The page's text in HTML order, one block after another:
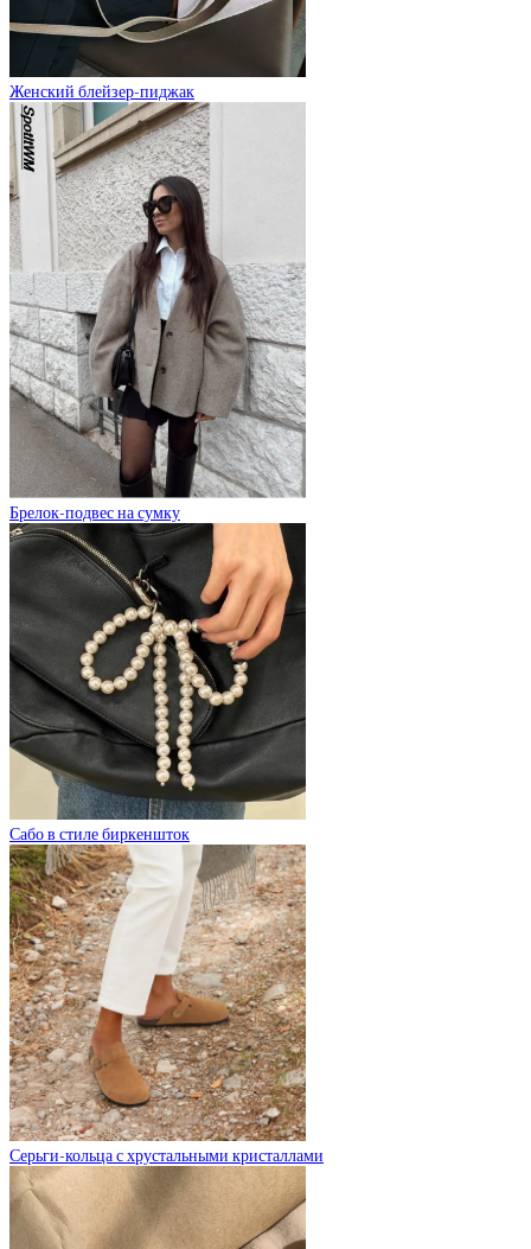
Женский блейзер-пиджак
Брелок-подвес на сумку
Сабо в стиле биркеншток
Серьги-кольца с хрустальными кристаллами